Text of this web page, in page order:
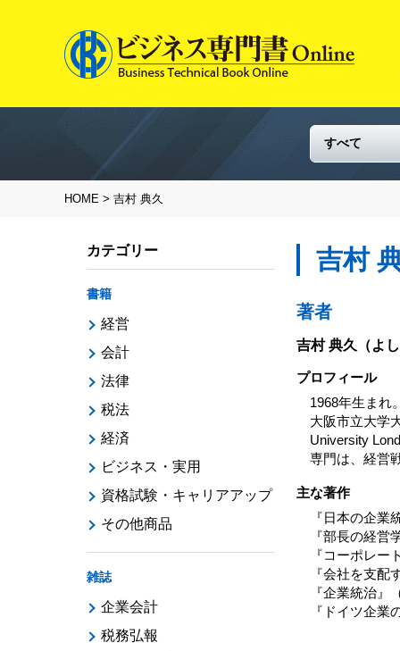
HOME > 吉村 典久
吉村
著者
吉村 典久 （よ
プロフィール
1968年生まれ
大阪市立大学
University
専門は、経営
主な著作
『日本の企業
『部長の経営
『コーポレー
『会社を支配
『企業統治』
『ドイツ企業
カテゴリー
書籍
経営
会計
法律
税法
経済
ビジネス・実用
資格試験・キャリアアップ
その他商品
雑誌
企業会計
税務弘報